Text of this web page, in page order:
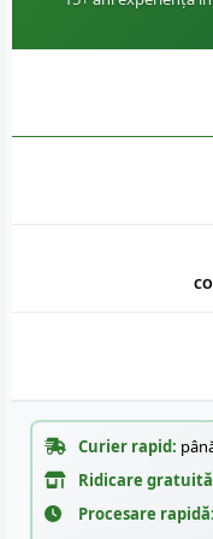
Curier rapid:
Ridicare gratuită
Procesare rapidă: